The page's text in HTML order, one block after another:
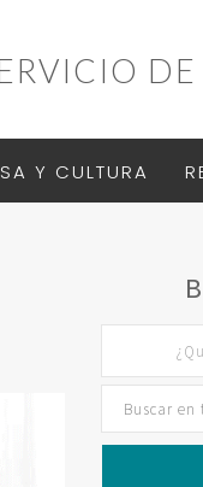
DE
Y CULTURA